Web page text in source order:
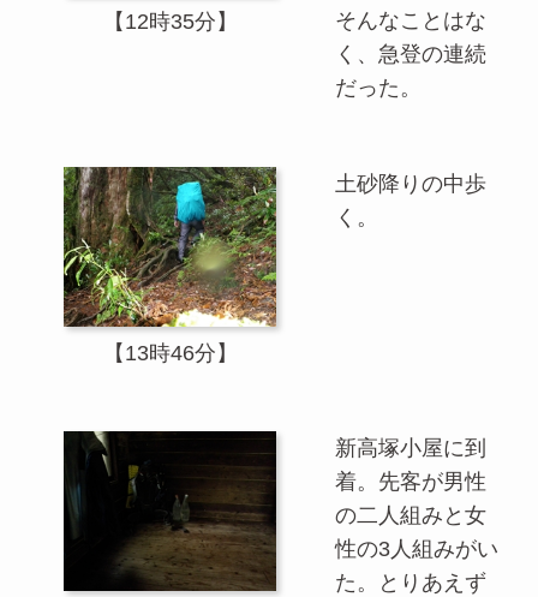
【12時35分】
そんなことはな
く、急登の連続
だった。
【13時46分】
土砂降りの中歩
く。
新高塚小屋に到
着。先客が男性
の二人組みと女
性の3人組みがい
た。とりあえず